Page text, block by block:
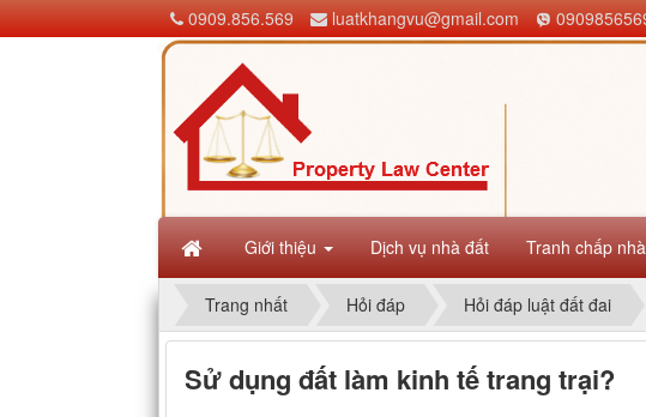
Giới thiệu Dịch vụ nhà đất Tranh chấp
0909.856.569 luatkhangvu@gmail.com
Trang nhất Hỏi đáp Hỏi đáp luật đất đai
Sử dụng đất làm kinh tế trang trại?